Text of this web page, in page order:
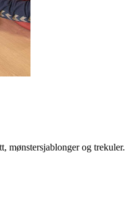
mønstersjablonger og trekuler.